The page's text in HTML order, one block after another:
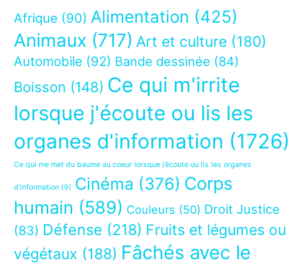
Afrique (90) Alimentation (425)
Animaux (717) Art et culture (180)
Automobile (92) Bande dessinée (84)
Boisson (148) Ce qui m'irrite
lorsque j'écoute ou lis les
organes d'information (1726)
Ce qui me met du baume au coeur lorsque j’écoute ou lis les organes
d’information (9) Cinéma (376) Corps
humain (589) Couleurs (50) Droit Justice
(83) Défense (218) Fruits et légumes ou
végétaux (188) Fâchés avec le